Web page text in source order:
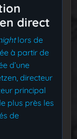
direct
lors de
à partir de
d’une
directeur
principal
plus près les
de